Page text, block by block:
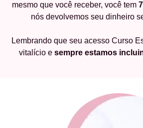
mesmo que você receber, você tem
nós devolvemos seu dinheiro
Lembrando que seu acesso Curso
vitalício e sempre estamos